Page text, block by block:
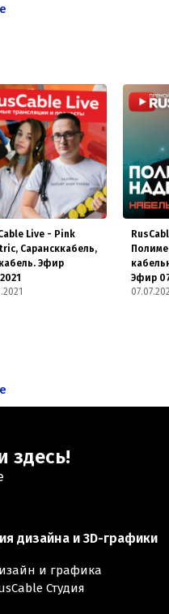
Live - Pink
Сарансккабель,
Эфир
Эфир
здесь!
дизайна и 3D-графики
и графика
Студия